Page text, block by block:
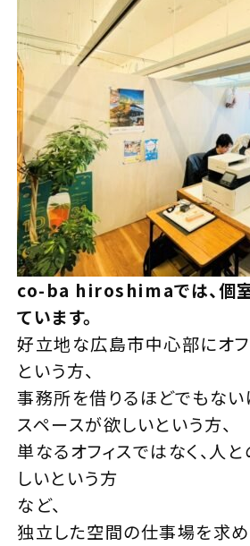
co-ba hiroshimaでは、個
ています。
好立地な広島市中心部にオ
という方、
事務所を借りるほどでもない
スペースが欲しいという方、
単なるオフィスではなく、人
しいという方
など、
独立した空間の仕事場を求